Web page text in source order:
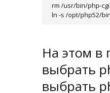
rm /usr/bin/php-cgi
ln -s /opt/php52/
На этом в
выбрать
выбрать